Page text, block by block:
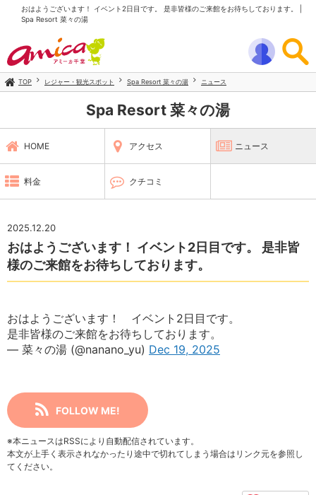
おはようございます！ イベント2日目です。 是非皆様のご来館をお待ちしております。 |
Spa Resort 菜々の湯
TOP レジャー・観光スポット Spa Resort 菜々の湯 ニュース
Spa Resort 菜々の湯
HOME アクセス ニュース
料金 クチコミ
2025.12.20
おはようございます！ イベント2日目です。 是非皆
様のご来館をお待ちしております。
おはようございます！ イベント2日目です。
是非皆様のご来館をお待ちしております。
— 菜々の湯 (@nanano_yu) Dec 19, 2025
FOLLOW ME!
※本ニュースはRSSにより自動配信されています。
本文が上手く表示されなかったり途中で切れてしまう場合はリンク元を参照し
てください。